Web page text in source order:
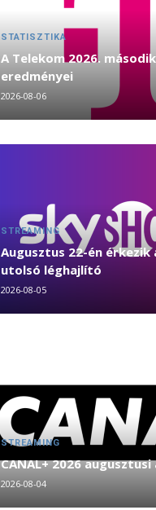
STATISZTIKA
A Telekom 2026.
eredményei
2026-08-06
STREAMING
Augusztus 22-én érkezik
utolsó léghajlító
2026-08-05
STREAMING
CANAL+ 2026 augusztusi
2026-08-04